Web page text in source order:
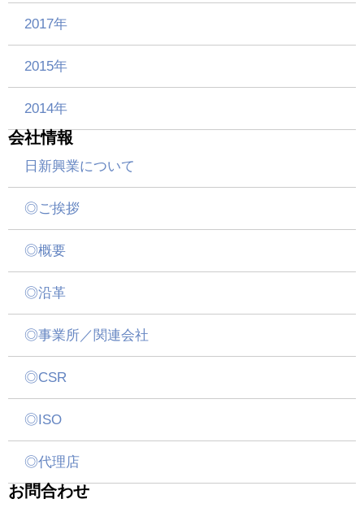
2017年
2015年
2014年
会社情報
日新興業について
◎ご挨拶
◎概要
◎沿革
◎事業所／関連会社
◎CSR
◎ISO
◎代理店
お問合わせ